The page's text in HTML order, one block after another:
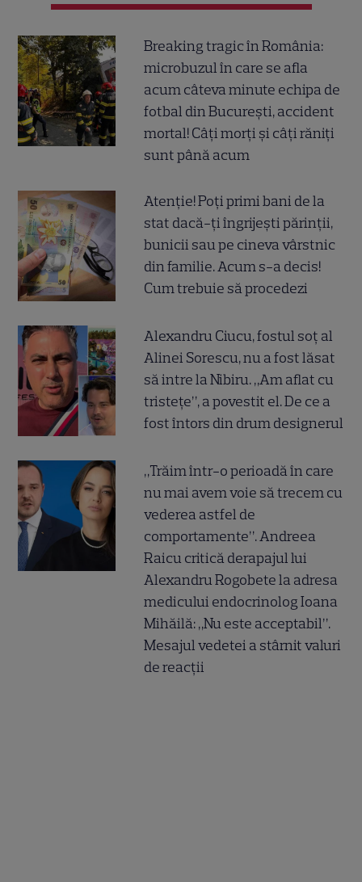
Breaking tragic în România:
microbuzul în care se afla
acum câteva minute echipa de
fotbal din București, accident
mortal! Câți morți și câți răniți
sunt până acum
Atenție! Poți primi bani de la
stat dacă-ți îngrijești părinții,
bunicii sau pe cineva vârstnic
din familie. Acum s-a decis!
Cum trebuie să procedezi
Alexandru Ciucu, fostul soț al
Alinei Sorescu, nu a fost lăsat
să intre la Nibiru. „Am aflat cu
tristețe”, a povestit el. De ce a
fost întors din drum designerul
„Trăim într-o perioadă în care
nu mai avem voie să trecem cu
vederea astfel de
comportamente”. Andreea
Raicu critică derapajul lui
Alexandru Rogobete la adresa
medicului endocrinolog Ioana
Mihăilă: „Nu este acceptabil”.
Mesajul vedetei a stârnit valuri
de reacții